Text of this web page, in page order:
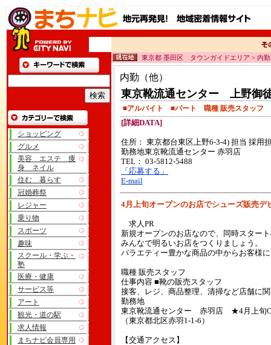
ショッピング
グルメ
美容 エステ 痩
身 ネイル
住む 暮らす
冠婚葬祭
レジャー
乗り物
スポーツ
趣味
スクール・学ぶ・
塾
医療・健康
サービス等
アート
観光・道の駅
求人情報
まちナビ会員専用
東京都 墨田区 タウンガイドエリア > 内
内勤（他）
東京靴流通センター 上野御
■アルバイト ■パート 職種 販売スタッフ
[詳細DATA]
住所： 東京都台東区上野6-3-4) 担当 採用
勤務地東京靴流通センター 赤羽店
TEL： 03-5812-5488
「応募する」
E-mail
4月上旬オープンのお店でシューズ販売デ
求人PR
新規オープンのお店なので、同時スター
みんなで明るいお店をつくりましょう。
バラエティー豊かな商品の中からお客様
職種 販売スタッフ
仕事内容 ■靴の販売スタッフ
接客、レジ、商品整理、清掃など店舗に
勤務地
東京靴流通センター 赤羽店 ★4月上旬
（東京都北区赤羽1-1-6）
【交通アクセス】